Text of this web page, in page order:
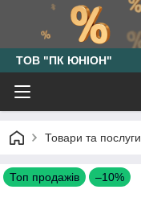
ТОВ "ПК ЮНІОН"
Товари та послуги
Топ продажів –10%